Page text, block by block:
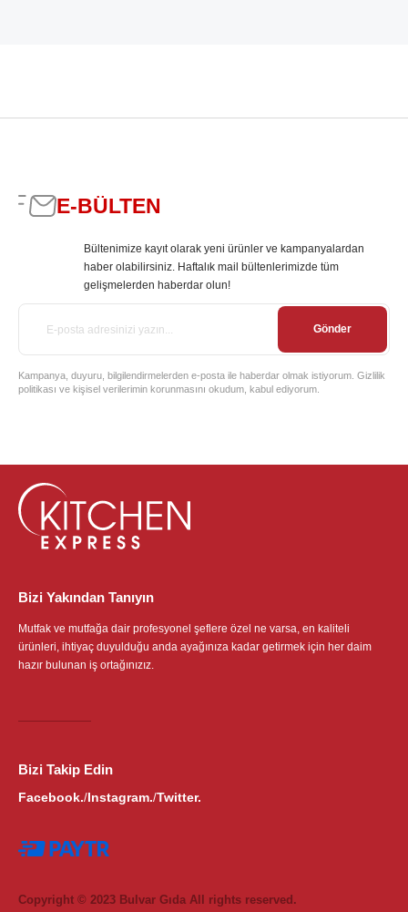
E-BÜLTEN
Bültenimize kayıt olarak yeni ürünler ve kampanyalardan
haber olabilirsiniz. Haftalık mail bültenlerimizde tüm
gelişmelerden haberdar olun!
Gönder
Kampanya, duyuru, bilgilendirmelerden e-posta ile haberdar olmak istiyorum. Gizlilik
politikası ve kişisel verilerimin korunmasını okudum, kabul ediyorum.
Bizi Yakından Tanıyın
Mutfak ve mutfağa dair profesyonel şeflere özel ne varsa, en kaliteli
ürünleri, ihtiyaç duyulduğu anda ayağınıza kadar getirmek için her daim
hazır bulunan iş ortağınızız.
Bizi Takip Edin
Facebook./Instagram./Twitter.
Copyright © 2023 Bulvar Gıda All rights reserved.